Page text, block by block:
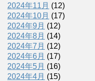
2024年11月 (12)
2024年10月 (17)
2024年9月 (12)
2024年8月 (14)
2024年7月 (12)
2024年6月 (17)
2024年5月 (16)
2024年4月 (15)